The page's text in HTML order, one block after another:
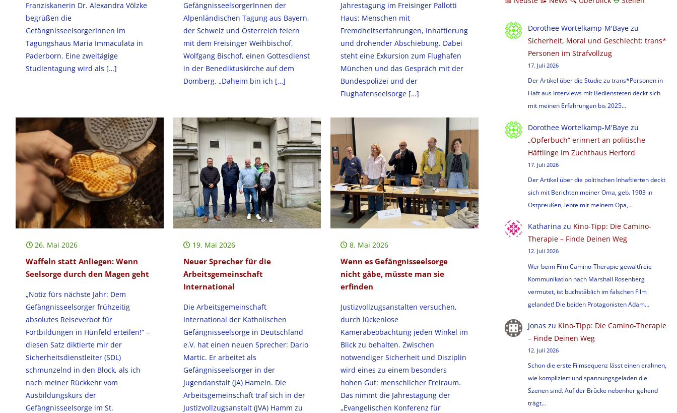
Franziskanerin Dr. Alexandra Völzke
begrüßen die
GefängnisseelsorgerInnen im
Tagungshaus Maria Immaculata in
Paderborn. Eine zweitägige
Studientagung wird als […]
GefängnisseelsorgerInnen der
Alpenländischen Tagung aus Bayern,
der Schweiz und Österreich feiern
mit dem Freisinger Weihbischof,
Wolfgang Bischof, einen Gottesdienst
in der Benediktuskirche auf dem
Domberg. „Daheim bin ich […]
Jahrestagung im Freisinger Pallotti
Haus: Menschen mit
Fremdheitserfahrungen, Inhaftierung
und drohender Abschiebung. Dabei
steht eine Exkursion zum Flughafen
München und das Gespräch mit der
Bundespolizei und der
Flughafenseelsorge[…]
26. Mai 2026
Waffeln statt Anliegen: Wenn
Seelsorge durch den Magen geht
„Notiz fürs nächste Jahr: Dem
Gefängnisseelsorger frühzeitig
absolutes Reiseverbot für
Fortbildungen in Hünfeld erteilen!“ –
diesen Satz diktierte mir der
Sicherheitsdienstleiter (SDL)
schmunzelnd in den Block, als ich
nach meiner Rückkehr vom
Ausbildungskurs der
Gefängnisseelsorge im St.
19. Mai 2026
Neuer Sprecher für die
Arbeitsgemeinschaft
International
Die Arbeitsgemeinschaft
International der Katholischen
Gefängnisseelsorge in Deutschland
e.V. hat einen neuen Sprecher: Dario
Martic. Er arbeitet als
Gefängnisseelsorger in der
Jugendanstalt (JA) Hameln. Die
Arbeitsgemeinschaft traf sich in der
Justizvollzugsanstalt (JVA) Hamm zu
8. Mai 2026
Wenn es Gefängnisseelsorge
nicht gäbe, müsste man sie
erfinden
Justizvollzugsanstalten versuchen,
durch lückenlose
Kamerabeobachtung jeden Winkel im
Blick zu behalten. Zwischen
notwendiger Sicherheit und Disziplin
wird eines zu einem besonders
hohen Gut: menschlicher Freiraum.
Das nimmt die Jahrestagung der
„Evangelischen Konferenz für
Dorothee Wortelkamp-M'Bayezu
Sicherheit, Moral und Geschlecht: trans*
Personen im Strafvollzug
17. Juli 2026
Der Artikel über die Studie zu trans*Personen in
Haft aus Interviews mit Bediensteten deckt sich
mit meinen Erfahrungen bis 2025…
Dorothee Wortelkamp-M'Bayezu
„Opferbuch“ erinnert an politische
Häftlinge im Zuchthaus Herford
17. Juli 2026
Der Artikel über die politischen Inhaftierten deckt
sich mit Berichten meiner Oma, geb. 1903 in
Ostpreußen, lebte mit meinem Opa,…
Katharina zu Kino-Tipp: Die Camino-
Therapie – Finde Deinen Weg
12. Juli 2026
Wer beim Film Camino-Therapie gewaltfreie
Kommunikation nach Marshall Rosenberg
vermutet, ist buchstäblich im falschen Film
gelandet! Die beiden Protagonisten Adam…
Jonas zu Kino-Tipp: Die Camino-Therapie
– Finde Deinen Weg
12. Juli 2026
Schon die erste Filmsequenz lässt einen erahnen,
wie kompliziert und spannungsgeladen die
Szenen sind. Auf der Brücke nebenher gehend
trägt…